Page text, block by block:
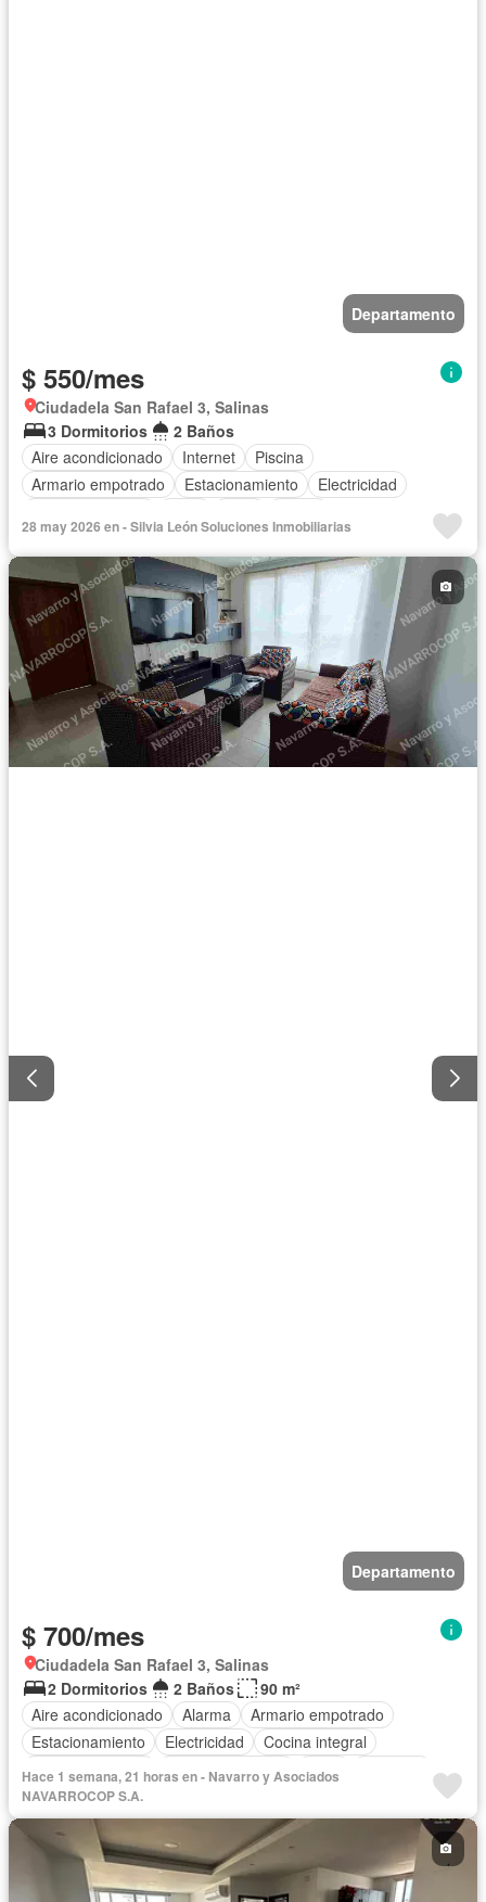
Departamento
$ 550/mes
Ciudadela San Rafael 3, Salinas
3 Dormitorios
2 Baños
Aire acondicionado
Internet
Piscina
Armario empotrado
Estacionamiento
Electricidad
Acceso para personas con discapacidad
Parrilla
Completamente amoblado
28 may 2026 en - Silvia León Soluciones Inmobiliarias
Departamento
$ 700/mes
Ciudadela San Rafael 3, Salinas
2 Dormitorios
2 Baños
90 m²
Aire acondicionado
Alarma
Armario empotrado
Estacionamiento
Electricidad
Cocina integral
Cocina equipada
Vista panorámica Agua
Acceso para personas con discapacidad
Garita de guardianía
Ascensor Piscina
Área para niños
Terraza
Balcón Completamente amoblado
Hace 1 semana, 21 horas en - Navarro y Asociados
NAVARROCOP S.A.